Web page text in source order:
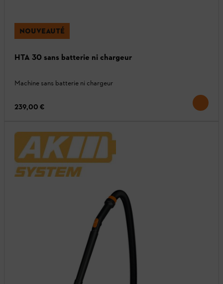
NOUVEAUTÉ
HTA 30 sans batterie ni chargeur
Machine sans batterie ni chargeur
239,00 €